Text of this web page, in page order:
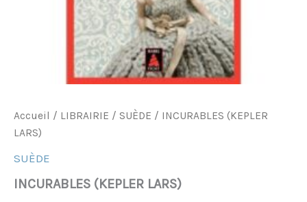
Accueil / LIBRAIRIE / SUÈDE / INCURABLES (KEPLER
LARS)
SUÈDE
INCURABLES (KEPLER LARS)